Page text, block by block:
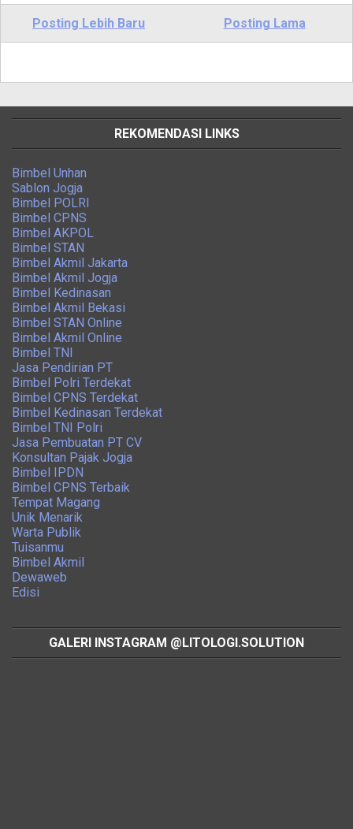
Posting Lebih Baru Posting Lama
REKOMENDASI LINKS
Bimbel Unhan
Sablon Jogja
Bimbel POLRI
Bimbel CPNS
Bimbel AKPOL
Bimbel STAN
Bimbel Akmil Jakarta
Bimbel Akmil Jogja
Bimbel Kedinasan
Bimbel Akmil Bekasi
Bimbel STAN Online
Bimbel Akmil Online
Bimbel TNI
Jasa Pendirian PT
Bimbel Polri Terdekat
Bimbel CPNS Terdekat
Bimbel Kedinasan Terdekat
Bimbel TNI Polri
Jasa Pembuatan PT CV
Konsultan Pajak Jogja
Bimbel IPDN
Bimbel CPNS Terbaik
Tempat Magang
Unik Menarik
Warta Publik
Tuisanmu
Bimbel Akmil
Dewaweb
Edisi
GALERI INSTAGRAM @LITOLOGI.SOLUTION